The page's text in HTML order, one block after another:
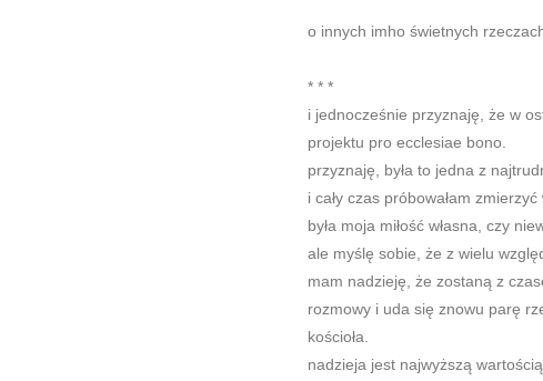
o innych imho świetnych
* * *
i jednocześnie przyznaję, że w
projektu pro ecclesiae bono.
przyznaję, była to jedna z
i cały czas próbowałam
była moja miłość własna, czy
ale myślę sobie, że z wielu
mam nadzieję, że zostaną z
rozmowy i uda się znowu parę
kościoła.
nadzieja jest najwyższą